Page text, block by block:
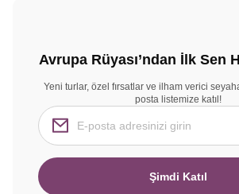
Avrupa Rüyası’ndan İlk Sen
Yeni turlar, özel fırsatlar ve ilham verici
posta listemize katıl!
Şimdi Katıl